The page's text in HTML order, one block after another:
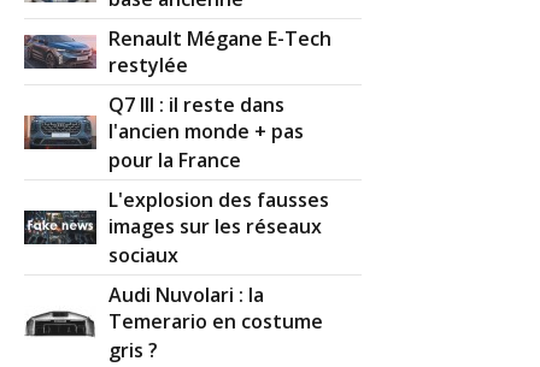
Renault Mégane E-Tech
restylée
Q7 III : il reste dans
l'ancien monde + pas
pour la France
L'explosion des fausses
images sur les réseaux
sociaux
Audi Nuvolari : la
Temerario en costume
gris ?